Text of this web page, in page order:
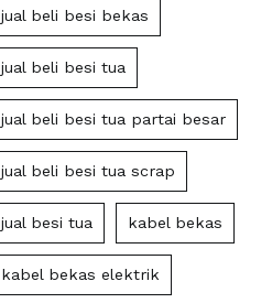
jual beli besi bekas
jual beli besi tua
jual beli besi tua partai besar
jual beli besi tua scrap
jual besi tua kabel bekas
kabel bekas elektrik